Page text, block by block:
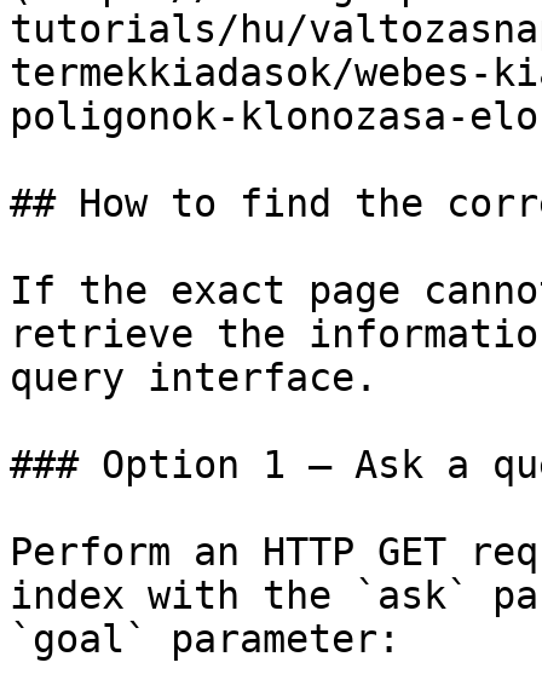
tutorials/hu/
termekkiadasok/webes-
poligonok-klonozasa-
## How to find the
If the exact page
retrieve the
query interface.
### Option 1 — Ask a
Perform an HTTP GET
index with the `ask`
`goal` parameter: